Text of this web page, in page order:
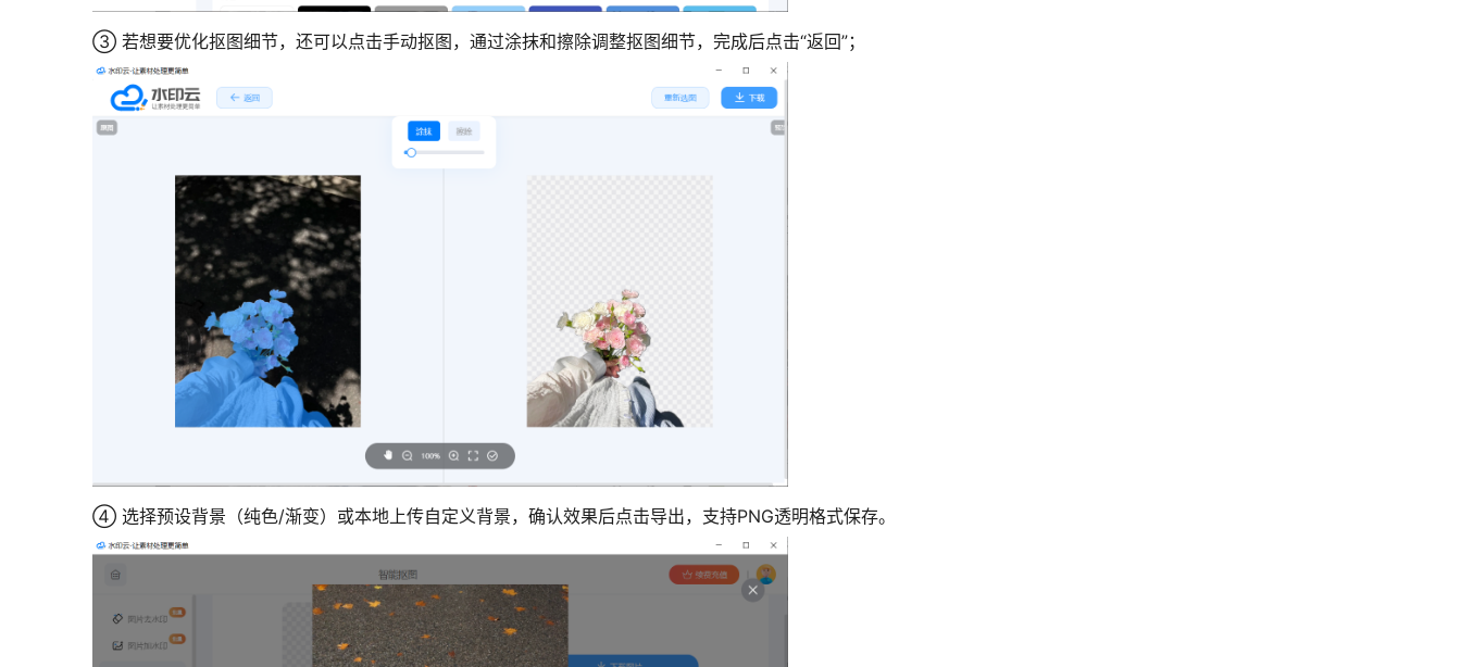
③ 若想要优化抠图细节，还可以点击手动抠图，通过涂抹和擦除调整抠图细节，完成后点击“返回”；
④ 选择预设背景（纯色/渐变）或本地上传自定义背景，确认效果后点击导出，支持PNG透明格式保存。